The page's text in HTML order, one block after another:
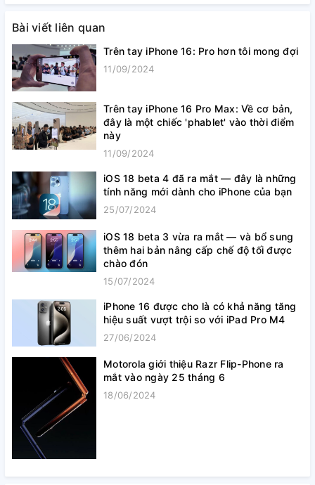
Bài viết liên quan
Trên tay iPhone 16: Pro hơn tôi mong đợi
11/09/2024
Trên tay iPhone 16 Pro Max: Về cơ bản,
đây là một chiếc 'phablet' vào thời điểm
này
11/09/2024
iOS 18 beta 4 đã ra mắt — đây là những
tính năng mới dành cho iPhone của bạn
25/07/2024
iOS 18 beta 3 vừa ra mắt — và bổ sung
thêm hai bản nâng cấp chế độ tối được
chào đón
15/07/2024
iPhone 16 được cho là có khả năng tăng
hiệu suất vượt trội so với iPad Pro M4
27/06/2024
Motorola giới thiệu Razr Flip-Phone ra
mắt vào ngày 25 tháng 6
18/06/2024